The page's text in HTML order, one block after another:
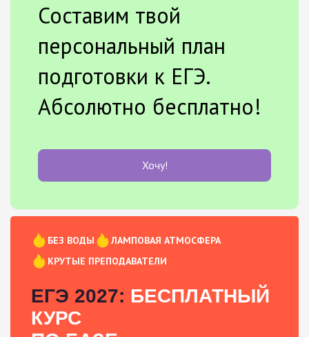
Составим твой
персональный план
подготовки к ЕГЭ.
Абсолютно бесплатно!
Хочу!
БЕЗ ВОДЫ
ЛАМПОВАЯ АТМОСФЕРА
КРУТЫЕ ПРЕПОДАВАТЕЛИ
ЕГЭ 2027: БЕСПЛАТНЫЙ
КУРС